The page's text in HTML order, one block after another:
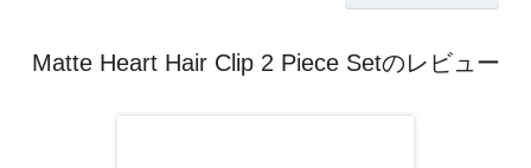
Matte Heart Hair Clip 2 Piece Setのレビュー